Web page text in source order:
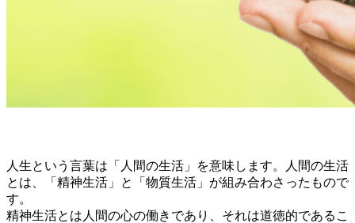
人生という言葉は「人間の生活」を意味します。人間の生活
とは、「精神生活」と「物質生活」が組み合わさったもので
す。
精神生活とは人間の心の働きであり、それは道徳的であるこ